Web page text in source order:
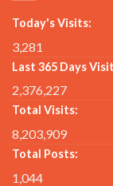
Today's Visits:
3,281
Last 365 Days
2,376,227
Total Visits:
8,203,909
Total Posts:
1,044